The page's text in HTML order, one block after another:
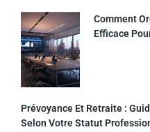
Comment
Efficace
Prévoyance Et Retraite :
Selon Votre Statut